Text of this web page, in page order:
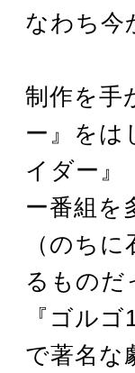
なわち今
制作を手
ー』をは
イダー』
ー番組を
（のち
るものだ
『ゴル
で著名な